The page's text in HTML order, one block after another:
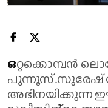
ഒറ്റക്കൊമ്പൻ
പുന്നൂസ്..സുരേഷ്
അഭിനയിക്കുന്ന